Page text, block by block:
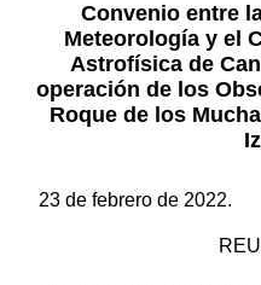
Convenio entre
Meteorología y el
Astrofísica de
operación de los
Roque de los
23 de febrero de 2022.